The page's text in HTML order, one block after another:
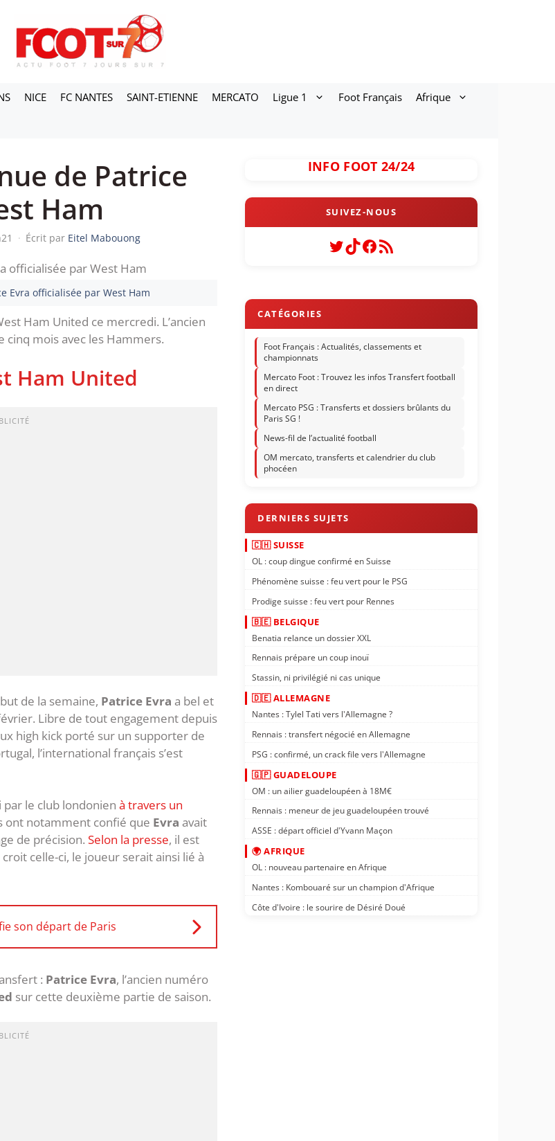
NICE FC NANTES SAINT-ETIENNE MERCATO Ligue 1 Foot Français Afrique
de Patrice
Ham
· Écrit par Eitel Mabouong
Evra officialisée par West Ham
Ham United ce mercredi. L’ancien
cinq mois avec les Hammers.
Ham United
de la semaine, Patrice Evra a bel et
Libre de tout engagement depuis
high kick porté sur un supporter de
l’international français s’est
par le club londonien à travers un
ont notamment confié que Evra avait
de précision. Selon la presse, il est
celle-ci, le joueur serait ainsi lié à
son départ de Paris
: Patrice Evra, l’ancien numéro
sur cette deuxième partie de saison.
INFO FOOT 24/24
Twitter
TikTok
Facebook
Flux RSS
Foot Français : Actualités, classements et
championnats
Mercato Foot : Trouvez les infos Transfert football
en direct
Mercato PSG : Transferts et dossiers brûlants du
Paris SG !
News-fil de l’actualité football
OM mercato, transferts et calendrier du club
phocéen
🇨🇭 SUISSE
OL : coup dingue confirmé en Suisse
Phénomène suisse : feu vert pour le PSG
Prodige suisse : feu vert pour Rennes
🇧🇪 BELGIQUE
Benatia relance un dossier XXL
Rennais prépare un coup inouï
Stassin, ni privilégié ni cas unique
🇩🇪 ALLEMAGNE
Nantes : Tylel Tati vers l'Allemagne ?
Rennais : transfert négocié en Allemagne
PSG : confirmé, un crack file vers l'Allemagne
🇬🇵 GUADELOUPE
OM : un ailier guadeloupéen à 18M€
Rennais : meneur de jeu guadeloupéen trouvé
ASSE : départ officiel d'Yvann Maçon
🌍 AFRIQUE
OL : nouveau partenaire en Afrique
Nantes : Kombouaré sur un champion d'Afrique
Côte d'Ivoire : le sourire de Désiré Doué